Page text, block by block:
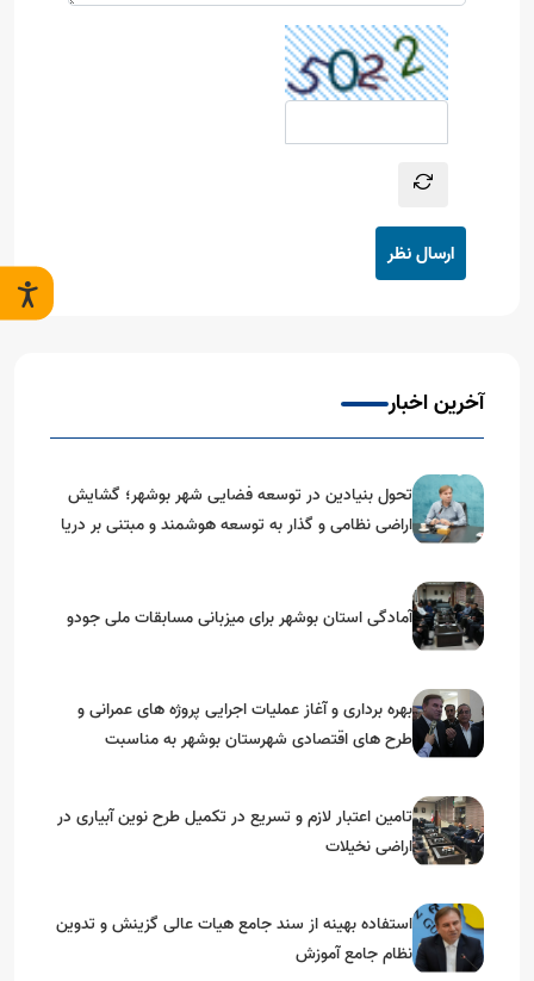
ارسال نظر
آخرین اخبار
تحول بنیادین در توسعه فضایی شهر بوشهر؛ گشایش
اراضی نظامی و گذار به توسعه هوشمند و مبتنی بر دریا
آمادگی استان بوشهر برای میزبانی مسابقات ملی جودو
بهره برداری و آغاز عملیات اجرایی پروژه های عمرانی و
طرح های اقتصادی شهرستان بوشهر به مناسبت
تامین اعتبار لازم و تسریع در تکمیل طرح نوین آبیاری در
اراضی نخیلات
استفاده بهینه از سند جامع هیات عالی گزینش و‌ تدوین
نظام جامع آموزش